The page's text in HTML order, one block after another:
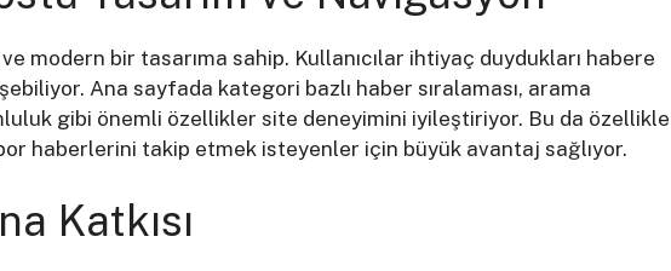
modern bir tasarıma sahip. Kullanıcılar ihtiyaç duydukları habere
Ana sayfada kategori bazlı haber sıralaması, arama
gibi önemli özellikler site deneyimini iyileştiriyor. Bu da özellikle
haberlerini takip etmek isteyenler için büyük avantaj sağlıyor.
Katkısı